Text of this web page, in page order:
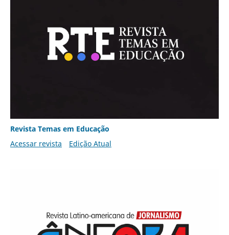
Revista Temas em Educação
Acessar revista
Edição Atual